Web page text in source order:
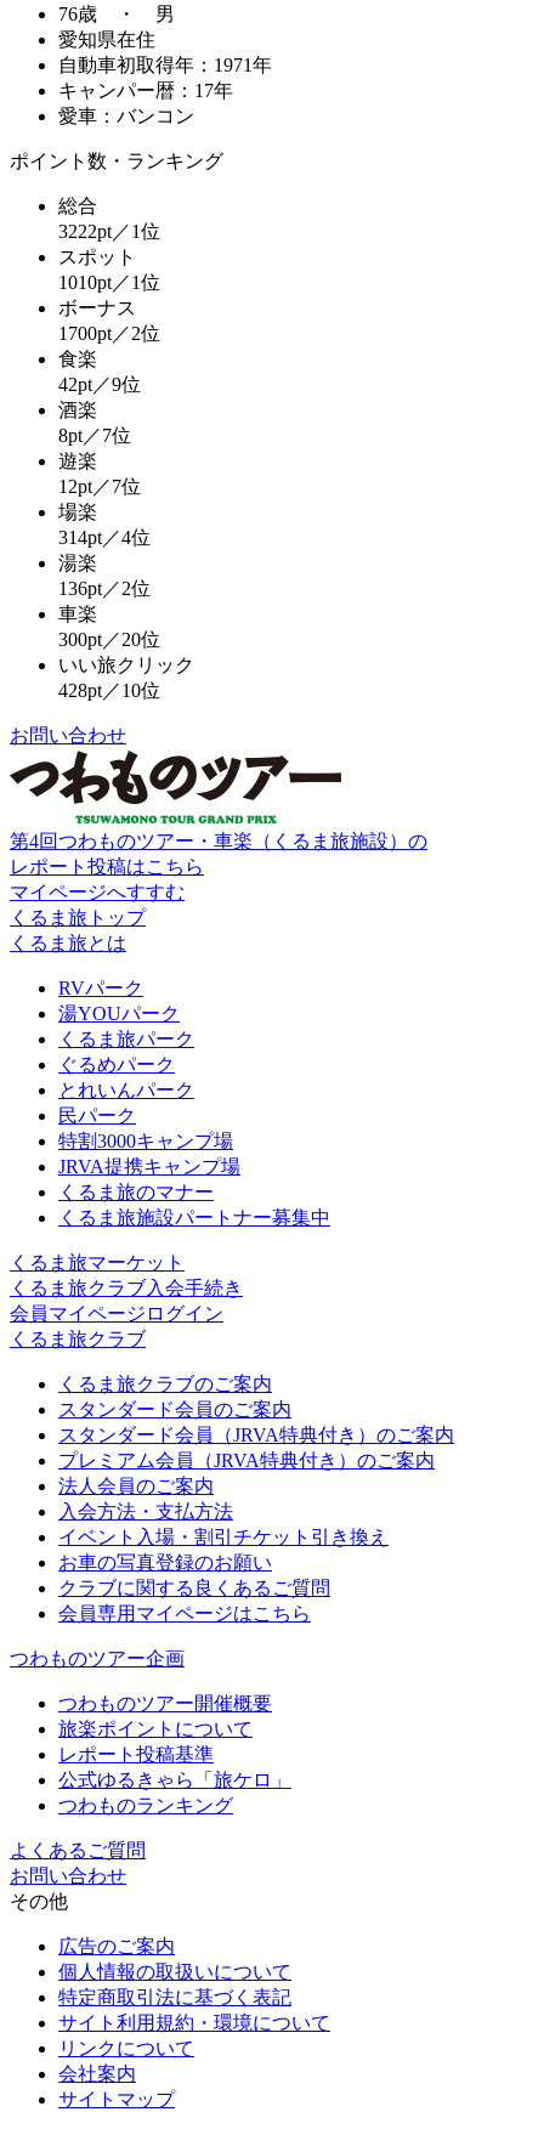
76歳 ・ 男
愛知県在住
自動車初取得年：1971年
キャンパー暦：17年
愛車：バンコン
ポイント数・ランキング
総合
3222pt／1位
スポット
1010pt／1位
ボーナス
1700pt／2位
食楽
42pt／9位
酒楽
8pt／7位
遊楽
12pt／7位
場楽
314pt／4位
湯楽
136pt／2位
車楽
300pt／20位
いい旅クリック
428pt／10位
お問い合わせ
第4回つわものツアー・車楽（くるま旅施設）の
レポート投稿はこちら
マイページへすすむ
くるま旅トップ
くるま旅とは
RVパーク
湯YOUパーク
くるま旅パーク
ぐるめパーク
とれいんパーク
民パーク
特割3000キャンプ場
JRVA提携キャンプ場
くるま旅のマナー
くるま旅施設パートナー募集中
くるま旅マーケット
くるま旅クラブ入会手続き
会員マイページログイン
くるま旅クラブ
くるま旅クラブのご案内
スタンダード会員のご案内
スタンダード会員（JRVA特典付き）のご案内
プレミアム会員（JRVA特典付き）のご案内
法人会員のご案内
入会方法・支払方法
イベント入場・割引チケット引き換え
お車の写真登録のお願い
クラブに関する良くあるご質問
会員専用マイページはこちら
つわものツアー企画
つわものツアー開催概要
旅楽ポイントについて
レポート投稿基準
公式ゆるきゃら「旅ケロ」
つわものランキング
よくあるご質問
お問い合わせ
その他
広告のご案内
個人情報の取扱いについて
特定商取引法に基づく表記
サイト利用規約・環境について
リンクについて
会社案内
サイトマップ